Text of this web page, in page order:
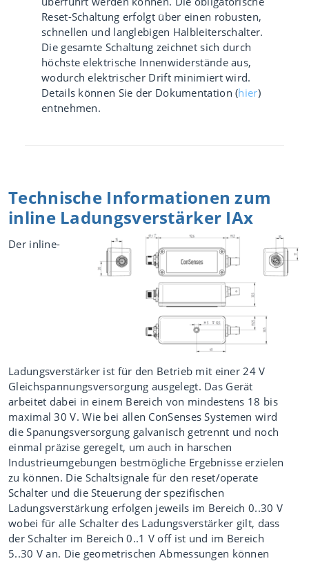
Reset-Schaltung erfolgt über einen robusten,
schnellen und langlebigen Halbleiterschalter.
Die gesamte Schaltung zeichnet sich durch
höchste elektrische Innenwiderstände aus,
wodurch elektrischer Drift minimiert wird.
Details können Sie der Dokumentation (hier)
entnehmen.
Technische Informationen zum
inline Ladungsverstärker IAx
Der inline-
Ladungsverstärker ist für den Betrieb mit einer 24 V
Gleichspannungsversorgung ausgelegt. Das Gerät
arbeitet dabei in einem Bereich von mindestens 18 bis
maximal 30 V. Wie bei allen ConSenses Systemen wird
die Spanungsversorgung galvanisch getrennt und noch
einmal präzise geregelt, um auch in harschen
Industrieumgebungen bestmögliche Ergebnisse erzielen
zu können. Die Schaltsignale für den reset/operate
Schalter und die Steuerung der spezifischen
Ladungsverstärkung erfolgen jeweils im Bereich 0..30 V
wobei für alle Schalter des Ladungsverstärker gilt, dass
der Schalter im Bereich 0..1 V off ist und im Bereich
5..30 V an. Die geometrischen Abmessungen können